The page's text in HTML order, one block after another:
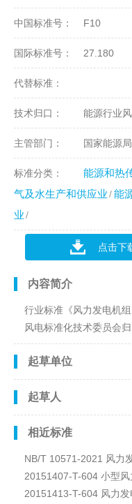
中国标准号： F10
国际标准号： 27.180
代替标准：
技术归口： 能源行业
主管部门： 国家能源局
标准分类： 能源和热
气及水生产和供应业 能
业
点击下
内容简介
行业标准《风力发电机
风电标准化技术委员会
起草单位
起草人
相近标准
NB/T 10571-2021 风力
20151407-T-604 小型风
20151413-T-604 风力发